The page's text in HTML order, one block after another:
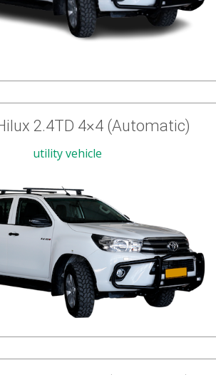
2.4TD 4×4 (Automatic)
utility vehicle